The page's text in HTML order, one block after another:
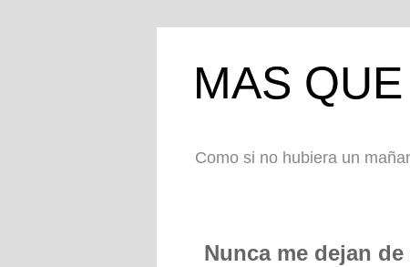
MAS
Como si no hubiera un
Nunca me dejan